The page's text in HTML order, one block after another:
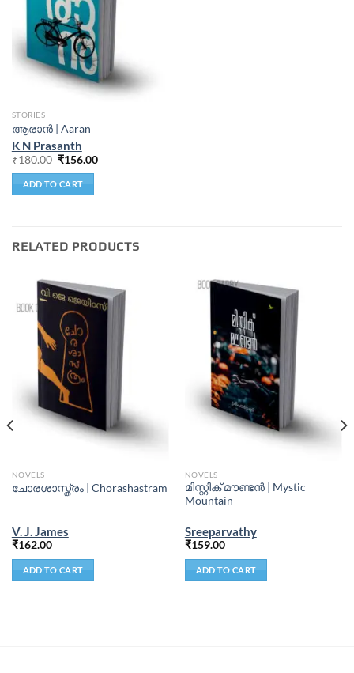
STORIES
ആരാൻ | Aaran
K N Prasanth
₹180.00 ₹156.00
ADD TO CART
RELATED PRODUCTS
NOVELS
ചോരശാസ്ത്രം | Chorashastram
V. J. James
₹162.00
ADD TO CART
NOVELS
മിസ്റ്റിക്‌ മൗണ്ടൻ | Mystic
Mountain
Sreeparvathy
₹159.00
ADD TO CART